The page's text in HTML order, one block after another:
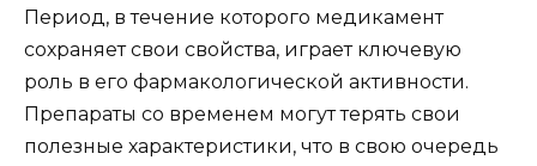
Период, в течение которого медикамент
сохраняет свои свойства, играет ключевую
роль в его фармакологической активности.
Препараты со временем могут терять свои
полезные характеристики, что в свою очередь